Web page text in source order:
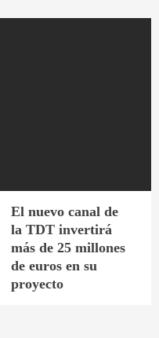
El nuevo canal de
la TDT invertirá
más de 25 millones
de euros en su
proyecto